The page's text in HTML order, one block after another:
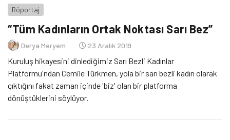
Röportaj
“Tüm Kadınların Ortak Noktası Sarı Bez”
Derya Meryem 23 Aralık 2019
Kuruluş hikayesini dinlediğimiz Sarı Bezli Kadınlar
Platformu'ndan Cemile Türkmen, yola bir sarı bezli kadın olarak
çıktığını fakat zaman içinde 'biz' olan bir platforma
dönüştüklerini söylüyor.